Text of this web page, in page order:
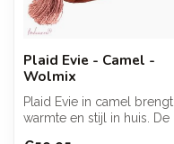
Plaid Evie - Camel -
Wolmix
Plaid Evie in camel brengt
warmte en stijl in huis. De